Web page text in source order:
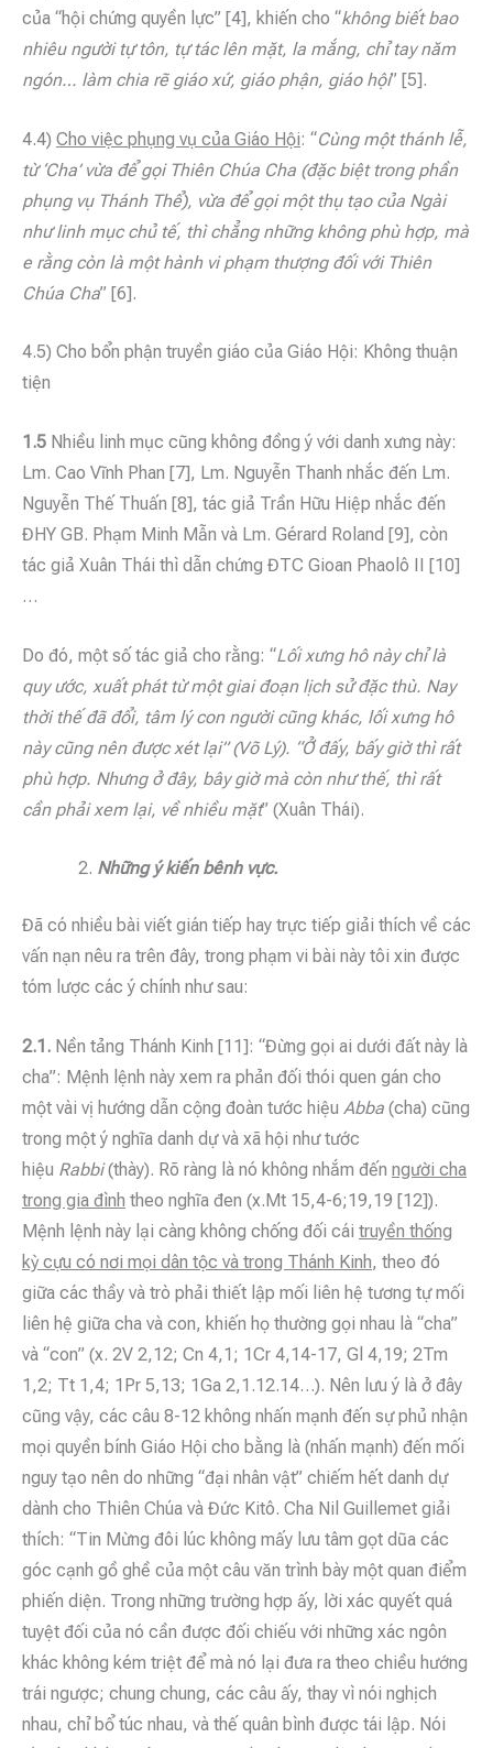
của “hội chứng quyền lực” [4], khiến cho “không biết bao
nhiêu người tự tôn, tự tác lên mặt, la mắng, chỉ tay năm
ngón… làm chia rẽ giáo xứ, giáo phận, giáo hội” [5].
4.4) Cho việc phụng vụ của Giáo Hội: “Cùng một thánh lễ,
từ ‘Cha’ vừa để gọi Thiên Chúa Cha (đặc biệt trong phần
phụng vụ Thánh Thể), vừa để gọi một thụ tạo của Ngài
như linh mục chủ tế, thì chẳng những không phù hợp, mà
e rằng còn là một hành vi phạm thượng đối với Thiên
Chúa Cha” [6].
4.5) Cho bổn phận truyền giáo của Giáo Hội: Không thuận
tiện
1.5 Nhiều linh mục cũng không đồng ý với danh xưng này:
Lm. Cao Vĩnh Phan [7], Lm. Nguyễn Thanh nhắc đến Lm.
Nguyễn Thế Thuấn [8], tác giả Trần Hữu Hiệp nhắc đến
ĐHY GB. Phạm Minh Mẫn và Lm. Gérard Roland [9], còn
tác giả Xuân Thái thì dẫn chứng ĐTC Gioan Phaolô II [10]
…
Do đó, một số tác giả cho rằng: “Lối xưng hô này chỉ là
quy ước, xuất phát từ một giai đoạn lịch sử đặc thù. Nay
thời thế đã đổi, tâm lý con người cũng khác, lối xưng hô
này cũng nên được xét lại” (Võ Lý). “Ở đấy, bấy giờ thì rất
phù hợp. Nhưng ở đây, bây giờ mà còn như thế, thì rất
cần phải xem lại, về nhiều mặt” (Xuân Thái).
Những ý kiến bênh vực.
Đã có nhiều bài viết gián tiếp hay trực tiếp giải thích về các
vấn nạn nêu ra trên đây, trong phạm vi bài này tôi xin được
tóm lược các ý chính như sau:
2.1. Nền tảng Thánh Kinh [11]: “Đừng gọi ai dưới đất này là
cha”: Mệnh lệnh này xem ra phản đối thói quen gán cho
một vài vị hướng dẫn cộng đoàn tước hiệu Abba (cha) cũng
trong một ý nghĩa danh dự và xã hội như tước
hiệu Rabbi(thày). Rõ ràng là nó không nhắm đến người cha
trong gia đình theo nghĩa đen (x.Mt 15,4-6;19,19 [12]).
Mệnh lệnh này lại càng không chống đối cái truyền thống
kỳ cựu có nơi mọi dân tộc và trong Thánh Kinh, theo đó
giữa các thầy và trò phải thiết lập mối liên hệ tương tự mối
liên hệ giữa cha và con, khiến họ thường gọi nhau là “cha”
và “con” (x. 2V 2,12; Cn 4,1; 1Cr 4,14-17, Gl 4,19; 2Tm
1,2; Tt 1,4; 1Pr 5,13; 1Ga 2,1.12.14…). Nên lưu ý là ở đây
cũng vậy, các câu 8-12 không nhấn mạnh đến sự phủ nhận
mọi quyền bính Giáo Hội cho bằng là (nhấn mạnh) đến mối
nguy tạo nên do những “đại nhân vật” chiếm hết danh dự
dành cho Thiên Chúa và Đức Kitô. Cha Nil Guillemet giải
thích: “Tin Mừng đôi lúc không mấy lưu tâm gọt dũa các
góc cạnh gồ ghề của một câu văn trình bày một quan điểm
phiến diện. Trong những trường hợp ấy, lời xác quyết quá
tuyệt đối của nó cần được đối chiếu với những xác ngôn
khác không kém triệt để mà nó lại đưa ra theo chiều hướng
trái ngược; chung chung, các câu ấy, thay vì nói nghịch
nhau, chỉ bổ túc nhau, và thế quân bình được tái lập. Nói